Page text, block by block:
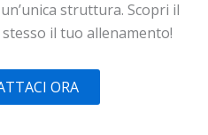
struttura. Scopri il
il tuo allenamento!
ORA